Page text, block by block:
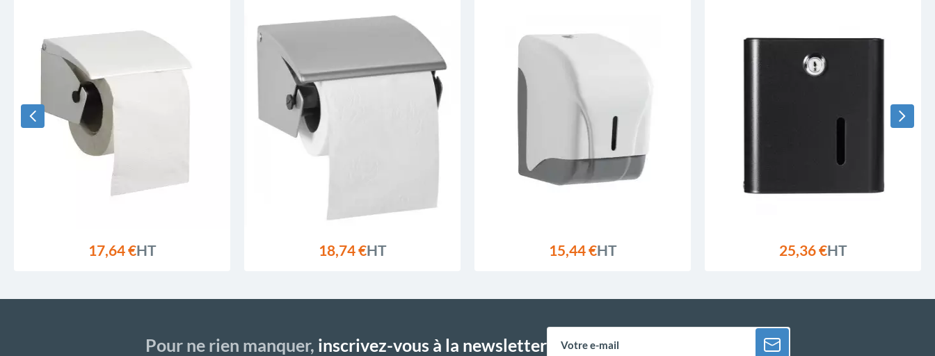
17,64 €HT 18,74 €HT 15,44 €HT 25,36 €HT
Pour ne rien manquer, inscrivez-vous à la newsletter